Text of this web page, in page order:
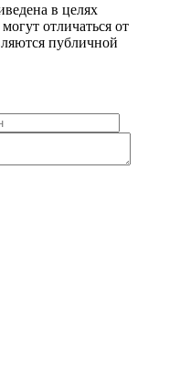
в целях
отличаться от
публичной